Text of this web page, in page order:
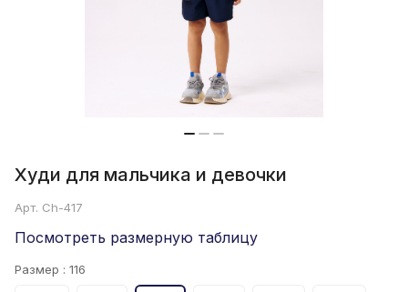
Худи для мальчика и девочки
Арт. Ch-417
Посмотреть размерную таблицу
Размер : 116